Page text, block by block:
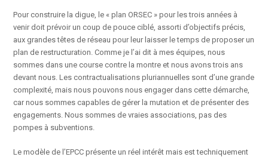
Pour construire la digue, le « plan ORSEC » pour les trois années à
venir doit prévoir un coup de pouce ciblé, assorti d’objectifs précis,
aux grandes têtes de réseau pour leur laisser le temps de proposer un
plan de restructuration. Comme je l’ai dit à mes équipes, nous
sommes dans une course contre la montre et nous avons trois ans
devant nous. Les contractualisations pluriannuelles sont d’une grande
complexité, mais nous pouvons nous engager dans cette démarche,
car nous sommes capables de gérer la mutation et de présenter des
engagements. Nous sommes de vraies associations, pas des
pompes à subventions.
Le modèle de l’EPCC présente un réel intérêt mais est techniquement